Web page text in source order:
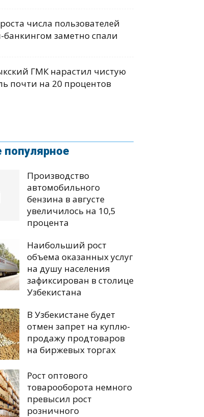
числа пользователей
банкингом заметно спали
ГМК нарастил чистую
почти на 20 процентов
популярное
Производство
автомобильного
бензина в августе
увеличилось на 10,5
процента
Наибольший рост
объема оказанных услуг
на душу населения
зафиксирован в столице
Узбекистана
В Узбекистане будет
отмен запрет на куплю-
продажу продтоваров
на биржевых торгах
Рост оптового
товарооборота немного
превысил рост
розничного